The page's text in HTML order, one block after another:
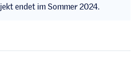
endet im Sommer 2024.